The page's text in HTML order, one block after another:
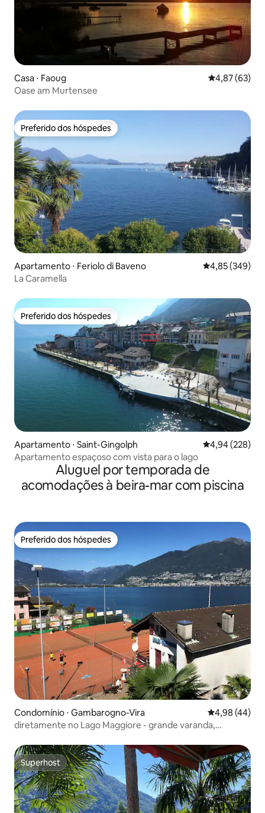
Casa ⋅ Faoug 4,87 de uma
4,87 (63)
Oase am Murtensee
Preferido dos hóspedes
Preferido dos hóspedes
Apartamento ⋅ Feriolo di Baveno 4,85 de uma
4,85 (349)
La Caramella
Preferido dos hóspedes
Preferido dos hóspedes
Apartamento ⋅ Saint-Gingolph 4,94 de uma
4,94 (228)
Apartamento espaçoso com vista para o lago
Aluguel por temporada de
acomodações à beira-mar com piscina
Preferido dos hóspedes
Preferido dos hóspedes
Condomínio ⋅ Gambarogno-Vira 4,98 de uma
4,98 (44)
diretamente no Lago Maggiore - grande varanda,
Superhost
Superhost